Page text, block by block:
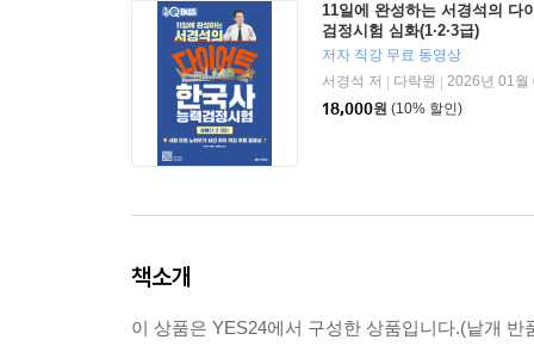
11일에 완성하는 서경석의 다
검정시험 심화(1·2·3급)
저자 직강 무료 동영상
서경석 저
다락원
2026년 01월
18,000원 (10% 할인)
책소개
이 상품은 YES24에서 구성한 상품입니다.(낱개 반